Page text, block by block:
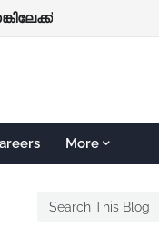
More